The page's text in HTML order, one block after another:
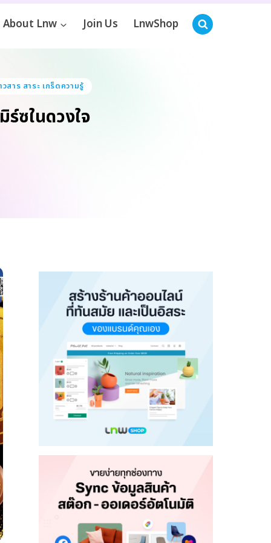
About Lnw Join Us LnwShop
วสาร สาระ เกร็ดความรู้
ซในดวงใจ